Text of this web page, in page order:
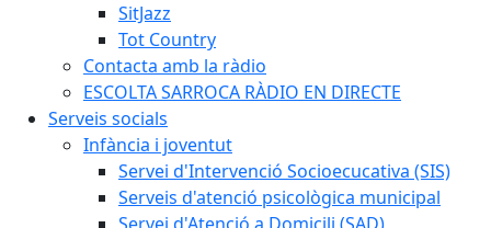
SitJazz
Tot Country
Contacta amb la ràdio
ESCOLTA SARROCA RÀDIO EN DIRECTE
Serveis socials
Infància i joventut
Servei d'Intervenció Socioecucativa (SIS)
Serveis d'atenció psicològica municipal